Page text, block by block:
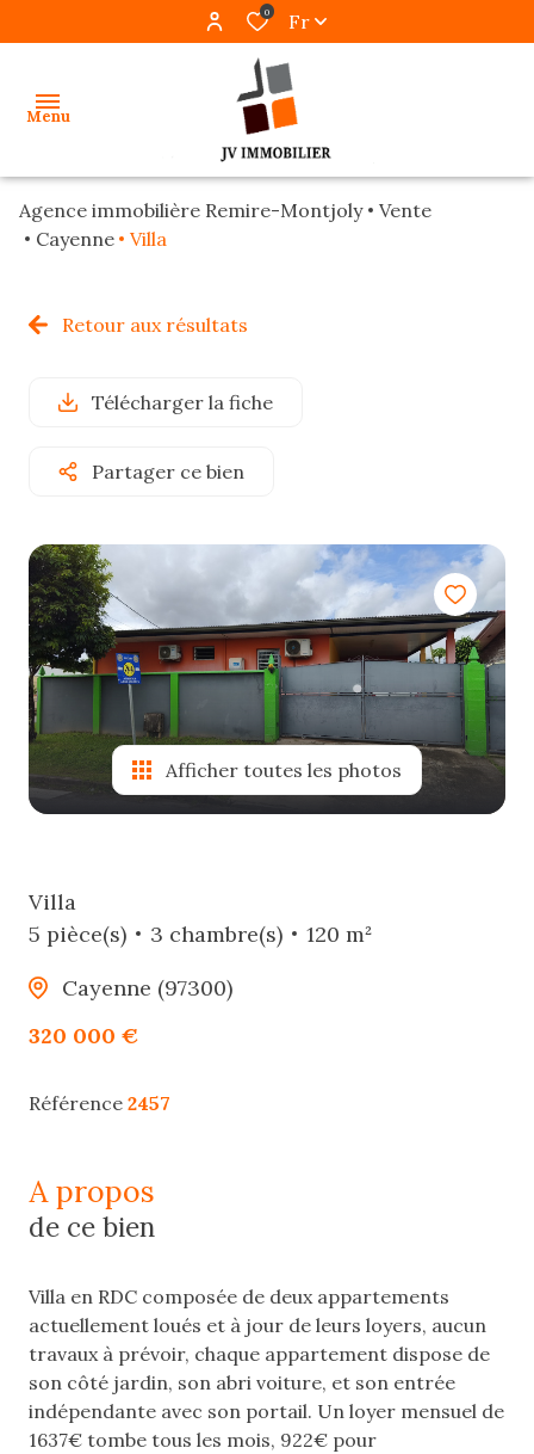
0 Fr
Menu
accueil
locations
gestion
neufs
e-
mail
estimation
contact
Agence immobilière Remire-Montjoly
Vente
Cayenne
Villa
Retour aux résultats
Télécharger la fiche
Partager ce bien
Afficher toutes les photos
Villa
5 pièce(s)
3 chambre(s)
120 m²
Cayenne (97300)
320 000 €
Référence 2457
a propos
de ce bien
Villa en RDC composée de deux appartements
actuellement loués et à jour de leurs loyers, aucun
travaux à prévoir, chaque appartement dispose de
son côté jardin, son abri voiture, et son entrée
indépendante avec son portail. Un loyer mensuel de
1637€ tombe tous les mois, 922€ pour